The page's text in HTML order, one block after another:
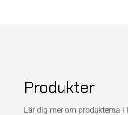
Produkter
Lär dig mer om produkterna i